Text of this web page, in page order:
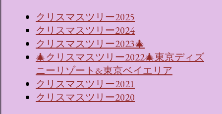
クリスマスツリー2025
クリスマスツリー2024
クリスマスツリー2023🎄
🎄クリスマスツリー2022🎄東京ディズ
ニーリゾート&東京ベイエリア
クリスマスツリー2021
クリスマスツリー2020